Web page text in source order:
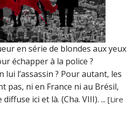
en série de blondes aux yeux
échapper à la police ?
lui l’assassin ? Pour autant, les
pas, ni en France ni au Brésil,
ici et là. (Cha. VIII). ...[Lire